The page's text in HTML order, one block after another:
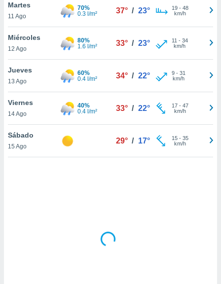
cookies
aceptar
En
de que
el sitio
se
Martes
11 Ago
70%
0.3 l/m²
37° / 23° 19- 48
km/h
Miércoles
12 Ago
80%
1.6 l/m²
33° / 23° 11 - 34
km/h
Jueves
13 Ago
60%
0.4 l/m²
34° / 22° 9- 31
km/h
Viernes
14 Ago
40%
0.4 l/m²
33° / 22° 17- 47
km/h
Sábado
15 Ago
29° / 17° 15- 35
km/h